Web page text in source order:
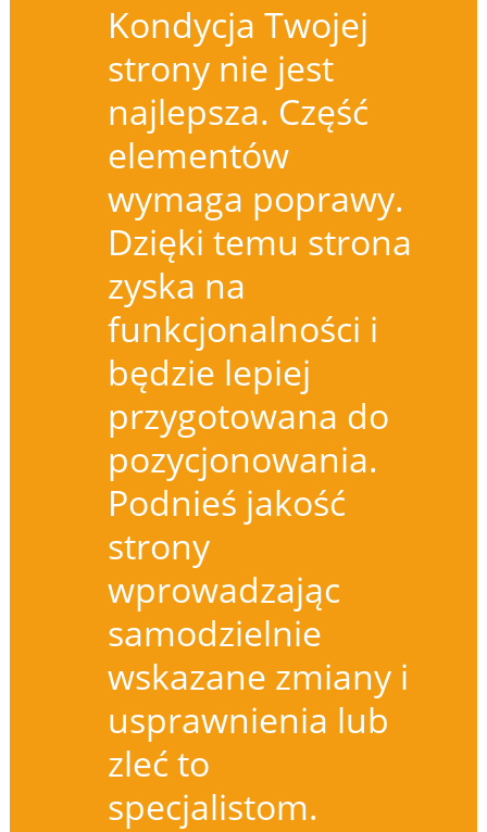
Kondycja Twojej
strony nie jest
najlepsza. Część
elementów
wymaga poprawy.
Dzięki temu strona
zyska na
funkcjonalności i
będzie lepiej
przygotowana do
pozycjonowania.
Podnieś jakość
strony
wprowadzając
samodzielnie
wskazane zmiany i
usprawnienia lub
zleć to
specjalistom.